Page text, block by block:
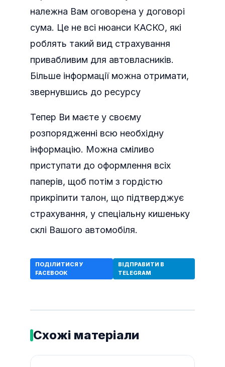
належна Вам оговорена у договорі
сума. Це не всі нюанси КАСКО, які
роблять такий вид страхування
привабливим для автовласників.
Більше інформації можна отримати,
звернувшись до ресурсу
Тепер Ви маєте у своєму
розпорядженні всю необхідну
інформацію. Можна сміливо
приступати до оформлення всіх
паперів, щоб потім з гордістю
прикріпити талон, що підтверджує
страхування, у спеціальну кишеньку
склі Вашого автомобіля.
ПОДІЛИТИСЯ У
FACEBOOK
ВІДПРАВИТИ В
TELEGRAM
Схожі матеріали